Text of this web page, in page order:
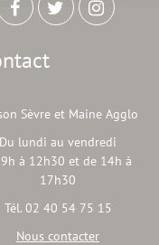
Sèvre et Maine Agglo
Du lundi au vendredi
à 12h30 et de 14h à
17h30
Tél. 02 40 54 75 15
Nous contacter